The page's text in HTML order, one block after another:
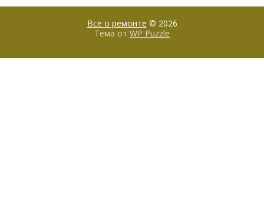
Все о ремонте © 2026
Тема от WP Puzzle